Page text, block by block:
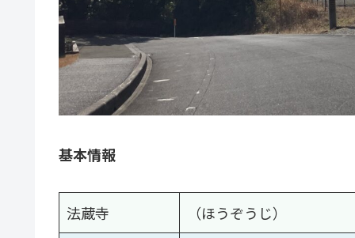
基本情報
法蔵寺
（ほうぞうじ）